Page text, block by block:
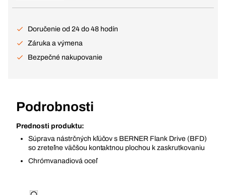
Doručenie od 24 do 48 hodín
Záruka a výmena
Bezpečné nakupovanie
Podrobnosti
Prednosti produktu:
Súprava nástrčných kľúčov s BERNER Flank Drive (BFD)
so zreteľne väčšou kontaktnou plochou k zaskrutkovaniu
Chrómvanadiová oceľ